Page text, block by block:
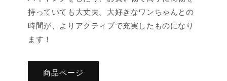
持っていても大丈夫。大好きなワンちゃんとの
時間が、よりアクティブで充実したものになり
ます！
商品ページ